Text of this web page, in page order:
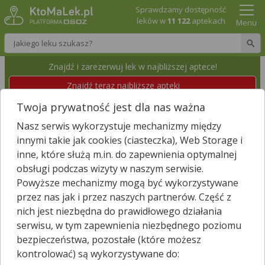
Wpisz nazwę leku
Sprawdzamy dostępność
leków w11 122aptekach Menu
Znajdź i zarezerwuj lek w najbliższej aptece!
Znajdź teraz najbliższe apteki
APTEKA OD POKOLEŃ CAŁODOBOWA NA
GRUNWALDZKIEJ IM. MGR FARM. ZBIGNIEWA
ADAMCA
Kielce, Grunwaldzka 26 Wyświetl numer
Id apteki: 874 520 Dzisiaj czynna całą dobę
Znajdź leki w okolicy i zarezerwuj
Twoja prywatność jest dla nas ważna
Nasz serwis wykorzystuje mechanizmy między
innymi takie jak cookies (ciasteczka), Web Storage i
inne, które służą m.in. do zapewnienia optymalnej
obsługi podczas wizyty w naszym serwisie.
Powyższe mechanizmy mogą być wykorzystywane
przez nas jak i przez naszych partnerów. Część z
nich jest niezbędna do prawidłowego działania
serwisu, w tym zapewnienia niezbędnego poziomu
bezpieczeństwa, pozostałe (które możesz
kontrolować) są wykorzystywane do: